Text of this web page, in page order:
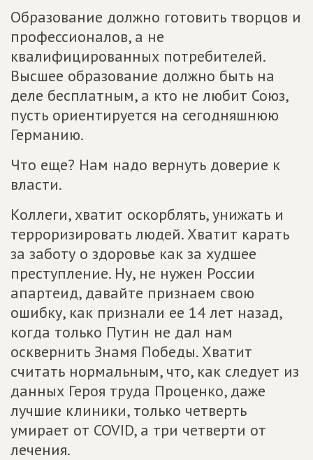
Образование должно готовить творцов и
профессионалов, а не
квалифицированных потребителей.
Высшее образование должно быть на
деле бесплатным, а кто не любит Союз,
пусть ориентируется на сегодняшнюю
Германию.
Что еще? Нам надо вернуть доверие к
власти.
Коллеги, хватит оскорблять, унижать и
терроризировать людей. Хватит карать
за заботу о здоровье как за худшее
преступление. Ну, не нужен России
апартеид, давайте признаем свою
ошибку, как признали ее 14 лет назад,
когда только Путин не дал нам
осквернить Знамя Победы. Хватит
считать нормальным, что, как следует из
данных Героя труда Проценко, даже
лучшие клиники, только четверть
умирает от COVID, а три четверти от
лечения.